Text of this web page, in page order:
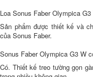
Loa Sonus Faber Olympica
Sản phẩm được thiết kế và
của Sonus Faber.
Sonus Faber Olympica G3 W
Có. Thiết kế treo tường gọn